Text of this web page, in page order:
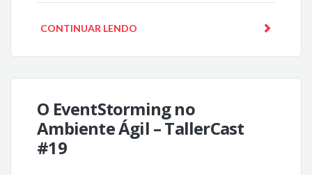
CONTINUAR LENDO
O EventStorming no
Ambiente Ágil – TallerCast
#19